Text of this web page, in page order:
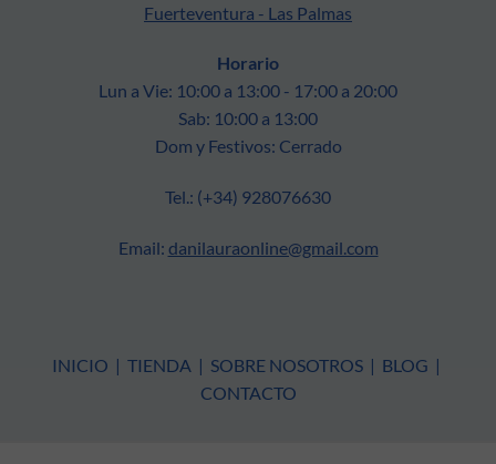
Fuerteventura - Las Palmas
Horario
Lun a Vie: 10:00 a 13:00 - 17:00 a 20:00
Sab: 10:00 a 13:00
Dom y Festivos: Cerrado
Tel.: (+34) 928076630
Email: danilauraonline@gmail.com
INICIO | TIENDA | SOBRE NOSOTROS | BLOG |
CONTACTO